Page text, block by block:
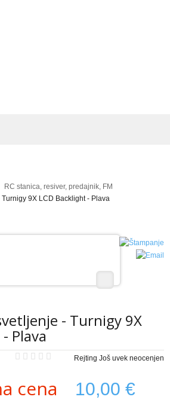
RC stanica, resiver, predajnik, FM
9X LCD Backlight - Plava
- Turnigy 9X
Plava
Rejting Još uvek neocenjen
cena 10,00 €